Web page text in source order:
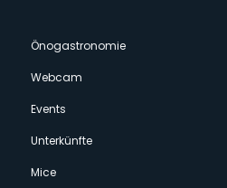
Önogastronomie
Webcam
Events
Unterkünfte
Mice